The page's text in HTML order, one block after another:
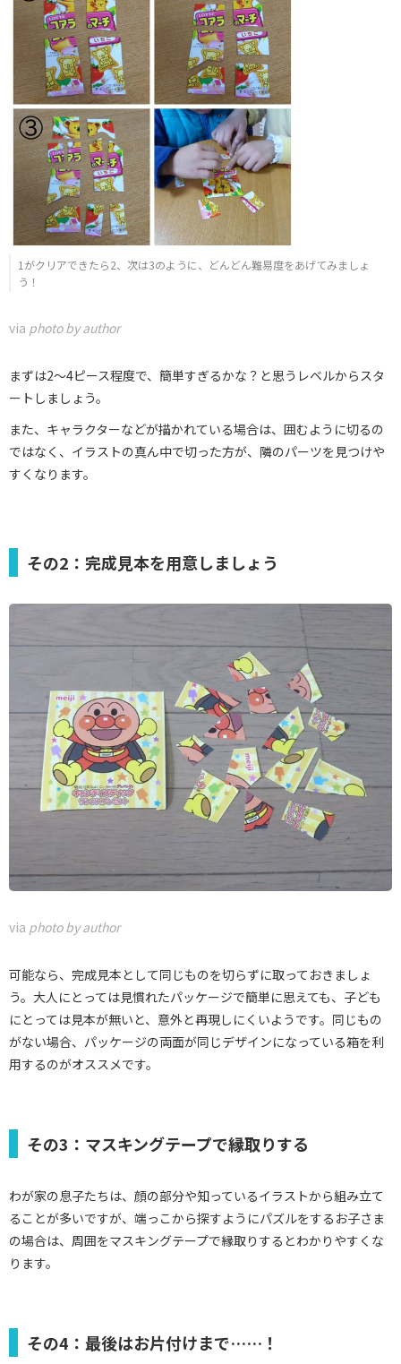
1がクリアできたら2、次は3のように、どんどん難易度をあげてみましょ
う！
via photo by author
まずは2～4ピース程度で、簡単すぎるかな？と思うレベルからスタ
ートしましょう。
また、キャラクターなどが描かれている場合は、囲むように切るの
ではなく、イラストの真ん中で切った方が、隣のパーツを見つけや
すくなります。
その2：完成見本を用意しましょう
via photo by author
可能なら、完成見本として同じものを切らずに取っておきましょ
う。大人にとっては見慣れたパッケージで簡単に思えても、子ども
にとっては見本が無いと、意外と再現しにくいようです。同じもの
がない場合、パッケージの両面が同じデザインになっている箱を利
用するのがオススメです。
その3：マスキングテープで縁取りする
わが家の息子たちは、顔の部分や知っているイラストから組み立て
ることが多いですが、端っこから探すようにパズルをするお子さま
の場合は、周囲をマスキングテープで縁取りするとわかりやすくな
ります。
その4：最後はお片付けまで……！